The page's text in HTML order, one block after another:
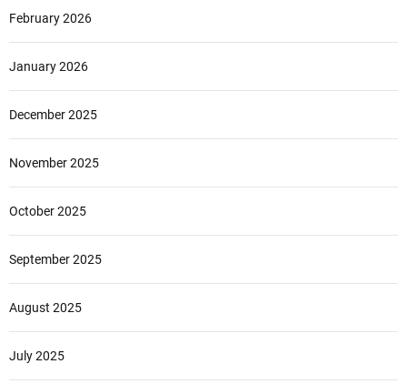
February 2026
January 2026
December 2025
November 2025
October 2025
September 2025
August 2025
July 2025